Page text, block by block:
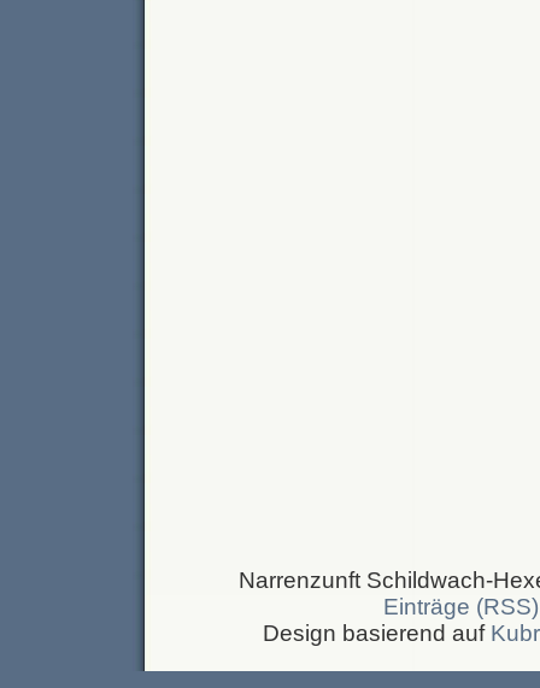
Narrenzunft Schildwach-
Einträge (RSS)
Design basierend auf